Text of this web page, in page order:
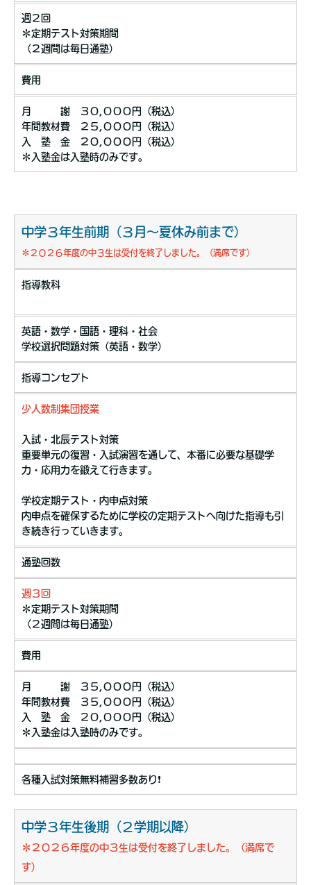
週２回
＊定期テスト対策期間
（２週間は毎日通塾）
費用
月 謝 ３０,０００円（税込）
年間教材費 ２５,０００円（税込）
入 塾 金 ２０,０００円（税込）
＊入塾金は入塾時のみです。
中学３年生前期（３月〜夏休み前まで）
＊２０２６年度の中３生は受付を終了しました。（満席です）
指導教科
英語・数学・国語・理科・社会
学校選択問題対策（英語・数学）
指導コンセプト
少人数制集団授業
入試・北辰テスト対策
重要単元の復習・入試演習を通して、本番に必要な基礎学
力・応用力を鍛えて行きます。
学校定期テスト・内申点対策
内申点を確保するために学校の定期テストへ向けた指導も引
き続き行っていきます。
通塾回数
週３回
＊定期テスト対策期間
（２週間は毎日通塾）
費用
月 謝 ３５,０００円（税込）
年間教材費 ３５,０００円（税込）
入 塾 金 ２０,０００円（税込）
＊入塾金は入塾時のみです。
各種入試対策無料補習多数あり❗️
中学３年生後期（２学期以降）
＊２０２６年度の中３生は受付を終了しました。（満席で
す）